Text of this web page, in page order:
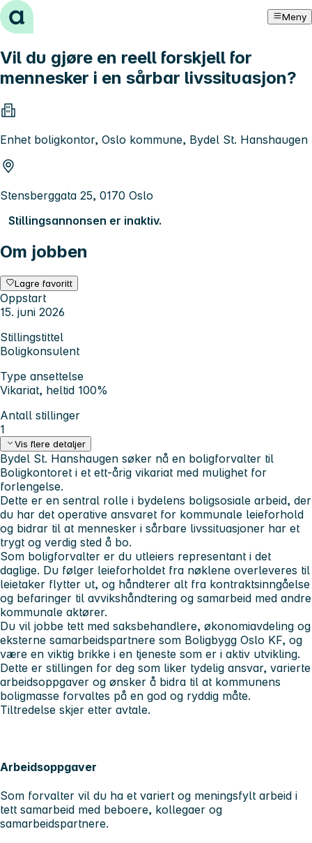
Hopp til innhold Meny
Vil du gjøre en reell forskjell for
mennesker i en sårbar livssituasjon?
Enhet boligkontor, Oslo kommune, Bydel St. Hanshaugen
Stensberggata 25, 0170 Oslo
Stillingsannonsen er inaktiv.
Om jobben
Lagre favoritt
Oppstart
15. juni 2026
Stillingstittel
Boligkonsulent
Type ansettelse
Vikariat, heltid 100%
Antall stillinger
1
Vis flere detaljer
Bydel St. Hanshaugen søker nå en boligforvalter til
Boligkontoret i et ett-årig vikariat med mulighet for
forlengelse.
Dette er en sentral rolle i bydelens boligsosiale arbeid, der
du har det operative ansvaret for kommunale leieforhold
og bidrar til at mennesker i sårbare livssituasjoner har et
trygt og verdig sted å bo.
Som boligforvalter er du utleiers representant i det
daglige. Du følger leieforholdet fra nøklene overleveres til
leietaker flytter ut, og håndterer alt fra kontraktsinngåelse
og befaringer til avvikshåndtering og samarbeid med andre
kommunale aktører.
Du vil jobbe tett med saksbehandlere, økonomiavdeling og
eksterne samarbeidspartnere som Boligbygg Oslo KF, og
være en viktig brikke i en tjeneste som er i aktiv utvikling.
Dette er stillingen for deg som liker tydelig ansvar, varierte
arbeidsoppgaver og ønsker å bidra til at kommunens
boligmasse forvaltes på en god og ryddig måte.
Tiltredelse skjer etter avtale.
Arbeidsoppgaver
Som forvalter vil du ha et variert og meningsfylt arbeid i
tett samarbeid med beboere, kollegaer og
samarbeidspartnere.